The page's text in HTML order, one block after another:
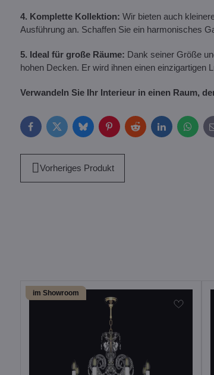
4. Komplette Kollektion: Wir bieten auch
Ausführung an. Schaffen Sie ein harmonisches
5. Ideal für große Räume: Dank seiner Größe
hohen Decken. Er wird ihnen einen einzigartigen
Verwandeln Sie Ihr Interieur in einen Raum,
FacebookTwitterBlueskyPinterestRedditLinkedIn
Vorheriges Produkt
im Showroom